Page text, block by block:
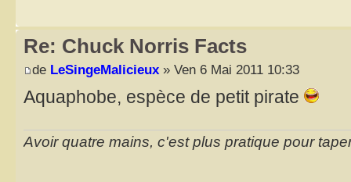
Re: Chuck Norris Facts
de LeSingeMalicieux » Ven 6 Mai 2011 10:33
Aquaphobe, espèce de petit pirate
Avoir quatre mains, c'est plus pratique pour